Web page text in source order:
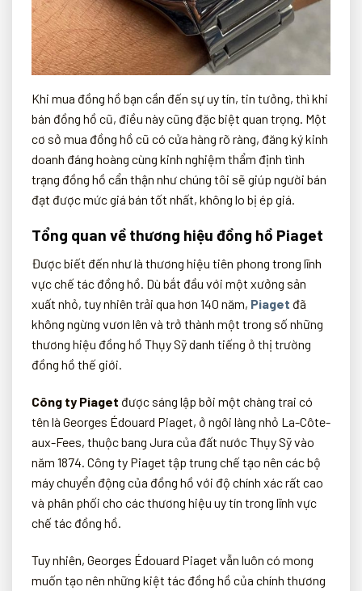
Khi mua đồng hồ bạn cần đến sự uy tín, tin tưởng, thì khi
bán đồng hồ cũ, điều này cũng đặc biệt quan trọng. Một
cơ sở mua đồng hồ cũ có cửa hàng rõ ràng, đăng ký kinh
doanh đáng hoàng cùng kinh nghiệm thẩm định tình
trạng đồng hồ cẩn thận như chúng tôi sẽ giúp người bán
đạt được mức giá bán tốt nhất, không lo bị ép giá.
Tổng quan về thương hiệu đồng hồ Piaget
Được biết đến như là thương hiệu tiên phong trong lĩnh
vực chế tác đồng hồ. Dù bắt đầu với một xưởng sản
xuất nhỏ, tuy nhiên trải qua hơn 140 năm, Piaget đã
không ngừng vươn lên và trở thành một trong số những
thương hiệu đồng hồ Thụy Sỹ danh tiếng ở thị trường
đồng hồ thế giới.
Công ty Piaget được sáng lập bởi một chàng trai có
tên là Georges Édouard Piaget, ở ngôi làng nhỏ La-Côte-
aux-Fees, thuộc bang Jura của đất nước Thụy Sỹ vào
năm 1874. Công ty Piaget tập trung chế tạo nên các bộ
máy chuyển động của đồng hồ với độ chính xác rất cao
và phân phối cho các thương hiệu uy tín trong lĩnh vực
chế tác đồng hồ.
Tuy nhiên, Georges Édouard Piaget vẫn luôn có mong
muốn tạo nên những kiệt tác đồng hồ của chính thương